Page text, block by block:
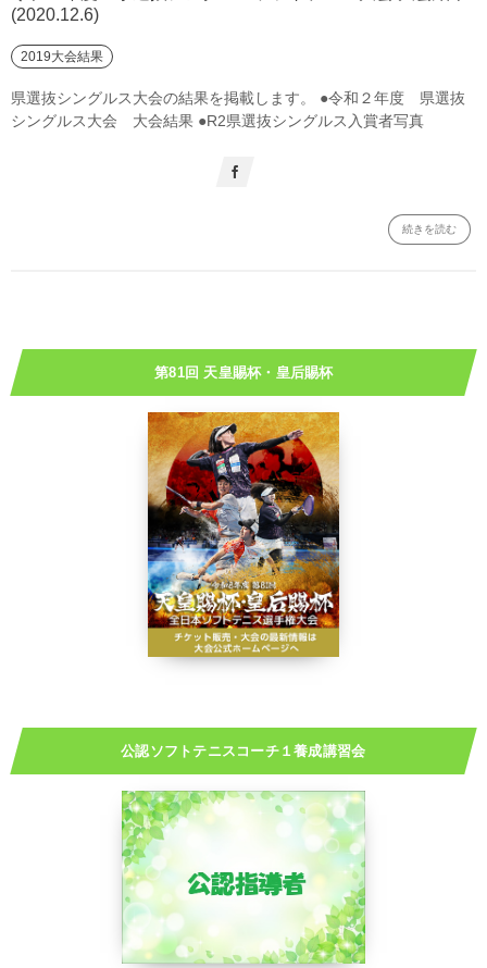
(2020.12.6)
2019大会結果
県選抜シングルス大会の結果を掲載します。 ●令和２年度 県選抜
シングルス大会 大会結果 ●R2県選抜シングルス入賞者写真
続きを読む
第81回 天皇賜杯・皇后賜杯
公認ソフトテニスコーチ１養成講習会